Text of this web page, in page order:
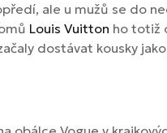
ale u mužů se do
Louis Vuitton ho totiž
dostávat kousky